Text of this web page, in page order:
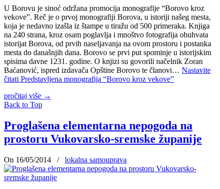
U Borovu je sinoć održana promocija monografije “Borovo kroz
vekove”. Reč je o prvoj monografiji Borova, u istoriji našeg mesta,
koja je nedavno izašla iz štampe u tiražu od 500 primeraka. Knjiga
na 240 strana, kroz osam poglavlja i mnoštvo fotografija obuhvata
istorijat Borova, od prvih naseljavanja na ovom prostoru i postanka
mesta do današnjih dana. Borovo se prvi put spominje u istorijskim
spisima davne 1231. godine. O knjizi su govorili načelnik Zoran
Baćanović, ispred izdavača Opštine Borovo te članovi… Nastavite
čitati Predstavljena monografija “Borovo kroz vekove”
pročitaj više →
Back to Top
Proglašena elementarna nepogoda na
prostoru Vukovarsko-sremske županije
On 16/05/2014 / lokalna samouprava